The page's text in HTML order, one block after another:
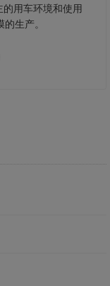
用车环境和使用
生产。